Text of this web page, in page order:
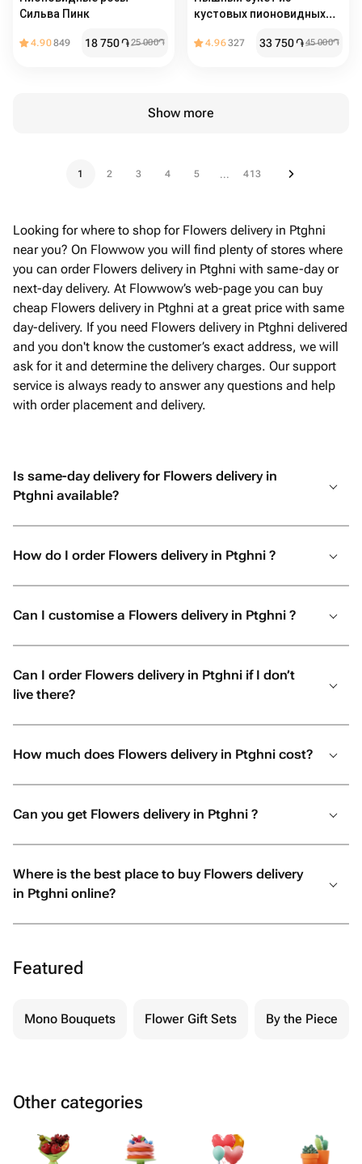
Сильва Пинк
4.90849 18 750֏25 000֏
кустовых пионовидных
4.96327 33 750֏45 000֏
Show more
1 2 3 4 5 ... 413
Looking for where to shop for Flowers delivery in Ptghni
near you? On Flowwow you will find plenty of stores where
you can order Flowers delivery in Ptghni with same-day or
next-day delivery. At Flowwow’s web-page you can buy
cheap Flowers delivery in Ptghni at a great price with same
day-delivery. If you need Flowers delivery in Ptghni delivered
and you don't know the customer’s exact address, we will
ask for it and determine the delivery charges. Our support
service is always ready to answer any questions and help
with order placement and delivery.
Is same-day delivery for Flowers delivery in
Ptghni available?
How do I order Flowers delivery in Ptghni ?
Can I customise a Flowers delivery in Ptghni ?
Can I order Flowers delivery in Ptghni if I don’t
live there?
How much does Flowers delivery in Ptghni cost?
Can you get Flowers delivery in Ptghni ?
Where is the best place to buy Flowers delivery
in Ptghni online?
Featured
Mono Bouquets Flower Gift Sets By the Piece
Other categories